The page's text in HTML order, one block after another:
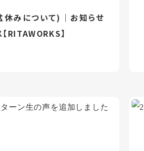
みについて)｜お知らせ
RITAWORKS】